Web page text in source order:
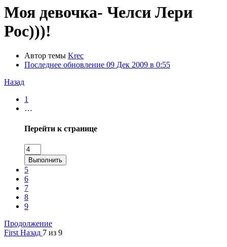
Моя девочка- Челси Лери
Рос)))!
Автор темы Krec
Последнее обновление 09 Дек 2009 в 0:55
Назад
1
…
Перейти к странице
Выполнить
5
6
7
8
9
Продолжение
First Назад 7 из 9